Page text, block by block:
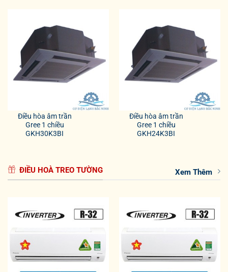
Điều hòa âm trần
Gree 1 chiều
GKH30K3BI
Điều hòa âm trần
Gree 1 chiều
GKH24K3BI
ĐIỀU HOÀ TREO TƯỜNG Xem Thêm